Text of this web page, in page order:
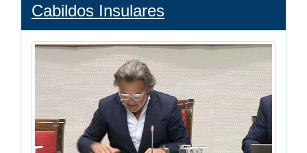
Cabildos Insulares